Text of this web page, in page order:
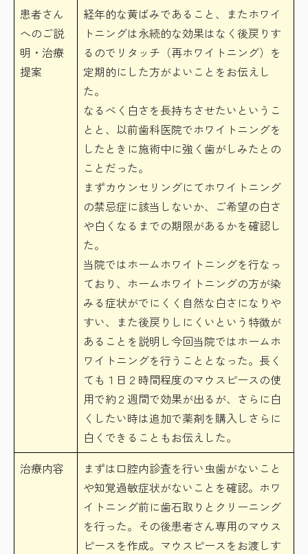
患者さん
へのご説
明・治療
提案
経年的な黄ばみであること、またホワイ
トニングは永続的な効果はなく後戻りす
るのでリタッチ（再ホワイトニング）を
定期的にした方がよいことをお伝えし
た。
なるべく白さを長持ちさせたいというこ
とと、以前歯科医院でホワイトニングを
したときに施術中に強く歯がしみたとの
ことだった。
まずカウンセリングにてホワイトニング
の禁忌症に該当しないか、ご希望の白さ
や白くなるまでの期限があるかを確認し
た。
当院ではホームホワイトニングを行なっ
ており、ホームホワイトニングの方が染
みる症状がでにくく自然な白さになりや
すい、また後戻りしにくいという特徴が
あることを説明し今回当院ではホームホ
ワイトニングを行うこととなった。長く
ても１日２時間程度のマウスピースの使
用で約２週間で効果が出るが、さらに白
くしたい時は追加で薬剤を購入しさらに
白くできることもお伝えした。
治療内容
まずは口腔内診査を行い虫歯がないこと
や知覚過敏症状がないことを確認。ホワ
イトニング前に歯石取りとクリーニング
を行った。その後患者さん専用のマウス
ピースを作成。マウスピースをお渡しす